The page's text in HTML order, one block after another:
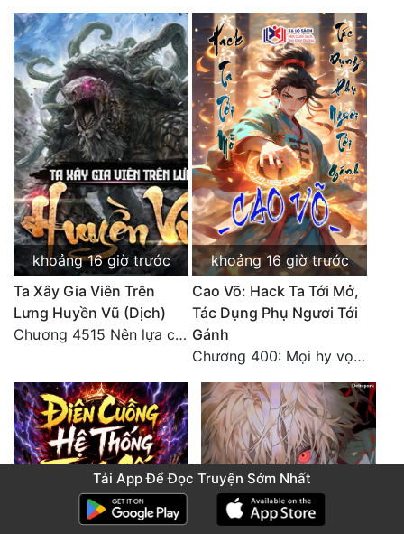
khoảng 16 giờ trước
Ta Xây Gia Viên Trên
Lưng Huyền Vũ (Dịch)
Chương 4515 Nên lựa chọn như thế nào?
khoảng 16 giờ trước
Cao Võ: Hack Ta Tới Mở,
Tác Dụng Phụ Ngươi Tới
Gánh
Chương 400: Mọi hy vọng đặt trên Tô Mặc!
Tải App Để Đọc Truyện Sớm Nhất